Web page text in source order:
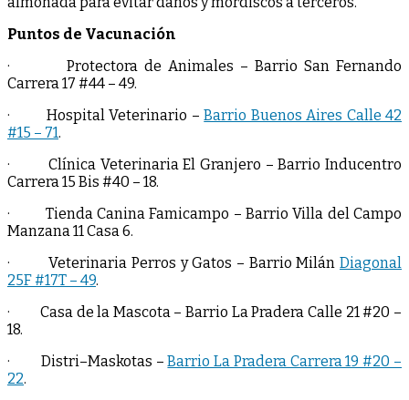
Puntos de Vacunación
· Protectora de Animales – Barrio San Fernando
Carrera 17 #44 – 49.
· Hospital Veterinario –Barrio Buenos Aires Calle 42
#15 – 71.
· Clínica Veterinaria El Granjero – Barrio Inducentro
Carrera 15 Bis #40 – 18.
· Tienda Canina Famicampo – Barrio Villa del Campo
Manzana 11 Casa 6.
· Veterinaria Perros y Gatos – Barrio Milán Diagonal
25F #17T – 49.
· Casa de la Mascota – Barrio La Pradera Calle 21 #20 –
18.
· Distri–Maskotas –Barrio La Pradera Carrera 19 #20 –
22.